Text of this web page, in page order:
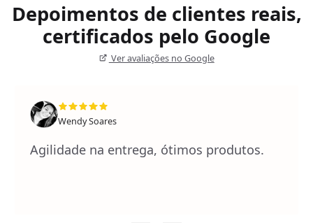
Depoimentos de clientes reais,
certificados pelo Google
Ver avaliações no Google
Wendy Soares
Agilidade na entrega, ótimos produtos.